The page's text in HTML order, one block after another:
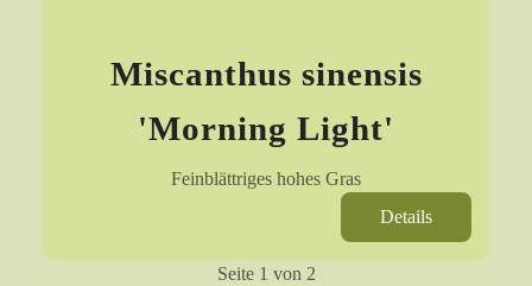
Miscanthus sinensis
'Morning Light'
Feinblättriges hohes Gras
Details
Seite 1 von 2